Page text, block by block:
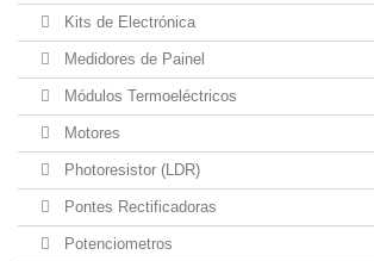
Kits de Electrónica
Medidores de Painel
Módulos Termoeléctricos
Motores
Photoresistor (LDR)
Pontes Rectificadoras
Potenciometros